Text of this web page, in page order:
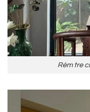
Rèm tre